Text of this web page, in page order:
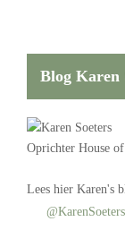
Blog Karen
Oprichter House
Lees hier Karen's
@KarenSoeters